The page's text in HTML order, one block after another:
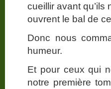
cueillir avant
ouvrent le bal de
Donc nous
humeur.
Et pour ceux qui
notre première